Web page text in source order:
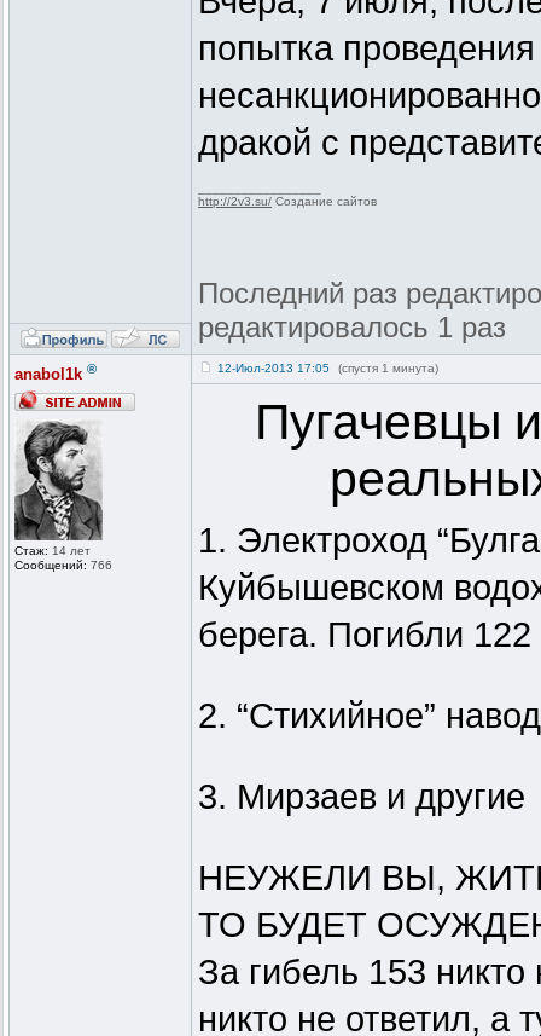
попытка
дракой с
http://2v3.su/ Создание сайтов
Последний раз
редактировалось 1 раз
anabol1k ®
Стаж: 14 лет
Сообщений: 766
12-Июл-2013 17:05 (спустя 1 минута)
Пугачевцы
1. Электроход
Куйбышевском
берега. Погибли
2. “Стихийное”
3. Мирзаев и другие
НЕУЖЕЛИ ВЫ,
ТО БУДЕТ
За гибель 153 никто
никто не ответил, а